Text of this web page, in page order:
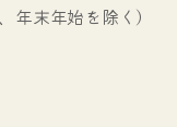
末年始を除く）